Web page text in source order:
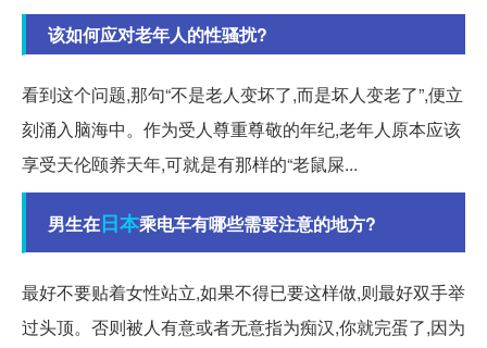
该如何应对老年人的性骚扰?
看到这个问题,那句“不是老人变坏了,而是坏人变老了”,便立
刻涌入脑海中。作为受人尊重尊敬的年纪,老年人原本应该
享受天伦颐养天年,可就是有那样的“老鼠屎...
男生在日本乘电车有哪些需要注意的地方?
最好不要贴着女性站立,如果不得已要这样做,则最好双手举
过头顶。否则被人有意或者无意指为痴汉,你就完蛋了,因为